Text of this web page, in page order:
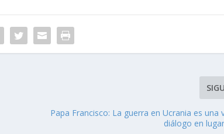
Papa Francisco: La guerra en Ucrania es una
diálogo en